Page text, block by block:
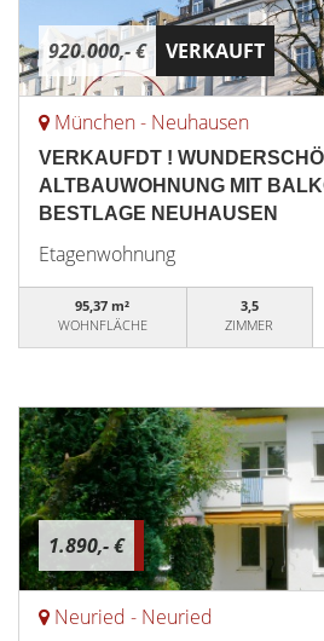
920.000,- € VERKAUFT
München - Neuhausen
VERKAUFDT !
ALTBAUWOHNUNG MIT
BESTLAGE NEUHAUSEN
Etagenwohnung
95,37 m²
WOHNFLÄCHE
3,5
ZIMMER
1.890,- €
Neuried - Neuried